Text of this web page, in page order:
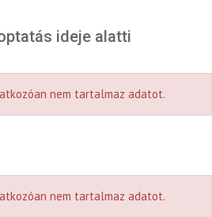
ideje alatti
nem tartalmaz adatot.
nem tartalmaz adatot.